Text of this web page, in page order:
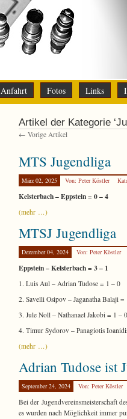
Anfahrt Fotos Links
Artikel der Kategorie
← Vorige Artikel
MTS Jugendliga
März 02, 2025 Von: Peter Köstler
Kelsterbach – Eppstein = 0 – 4
(mehr …)
MTSJ Jugendliga
Dezember 04, 2024 Von: Peter Köstler
Eppstein – Kelsterbach = 3 – 1
1. Luis Aul – Adrian Tudose = 1 – 0
2. Savelli Osipov – Jaganatha Balaji =
3. Jule Noll – Nathanael Jakobi = 1 – 0
4. Timur Sydorov – Panagiotis
(mehr …)
Adrian Tudose ist
September 24, 2024 Von: Peter Köstler
Bei der Jugendvereinsmeisterschaft
es wurden nach Möglichkeit immer